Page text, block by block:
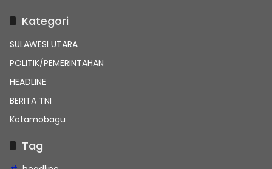
Kategori
SULAWESI UTARA
POLITIK/PEMERINTAHAN
HEADLINE
BERITA TNI
Kotamobagu
Tag